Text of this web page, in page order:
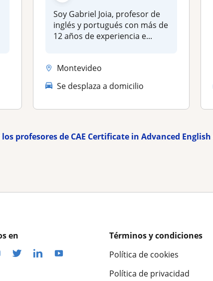
Soy Gabriel Joia, profesor de
inglés y portugués con más de
12 años de experiencia e...
Montevideo
Se desplaza a domicilio
profesores de CAE Certificate in Advanced
en
Términos y condiciones
Política de cookies
Política de privacidad